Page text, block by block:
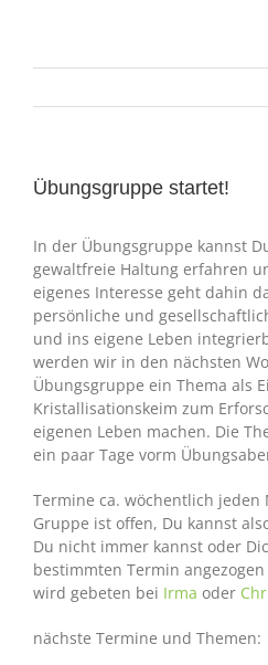
Übungsgruppe startet!
In der Übungsgruppe kannst
gewaltfreie Haltung erfahren
eigenes Interesse geht dahin
persönliche und
und ins eigene Leben
werden wir in den nächsten
Übungsgruppe ein Thema als
Kristallisationskeim zum
eigenen Leben machen. Die
ein paar Tage vorm
Termine ca. wöchentlich jeden
Gruppe ist offen, Du kannst
Du nicht immer kannst oder
bestimmten Termin
wird gebeten bei Irma oder
nächste Termine und Themen: